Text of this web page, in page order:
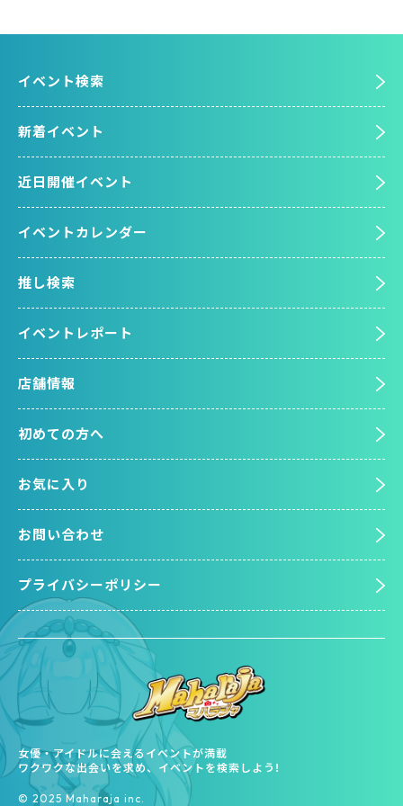
女優・アイドルに会えるイベントが満載
ワクワクな出会いを求め、イベントを検索しよう!
©︎ 2025 Maharaja inc.
イベント検索
新着イベント
近日開催イベント
イベントカレンダー
推し検索
イベントレポート
店舗情報
初めての方へ
お気に入り
お問い合わせ
プライバシーポリシー